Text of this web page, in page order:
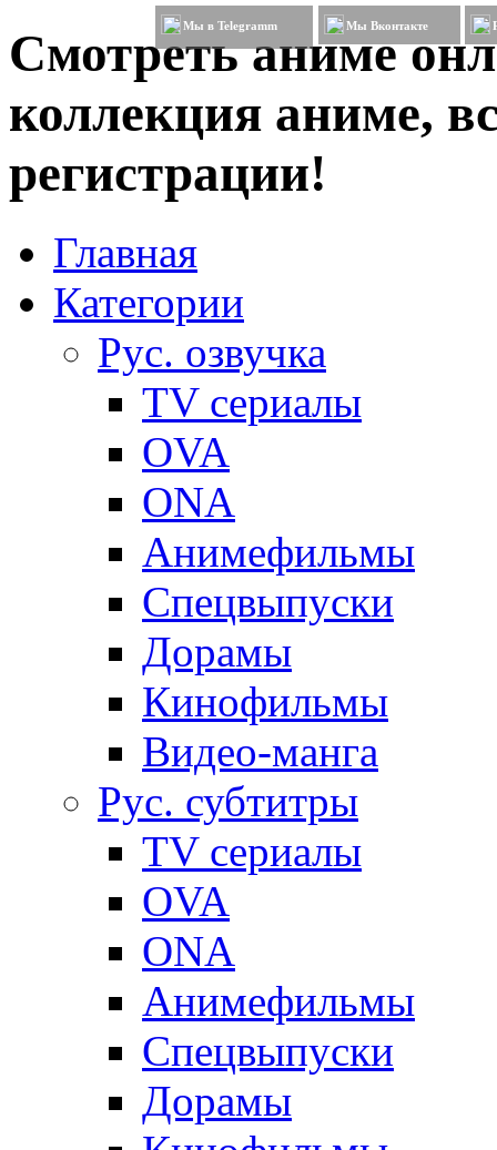
Смотреть аниме
коллекция аниме,
регистрации!
Мы в Telegramm Мы Вконтакте
Главная
Категории
Рус. озвучка
TV сериалы
OVA
ONA
Анимефильмы
Спецвыпуски
Дорамы
Кинофильмы
Видео-манга
Рус. субтитры
TV сериалы
OVA
ONA
Анимефильмы
Спецвыпуски
Дорамы